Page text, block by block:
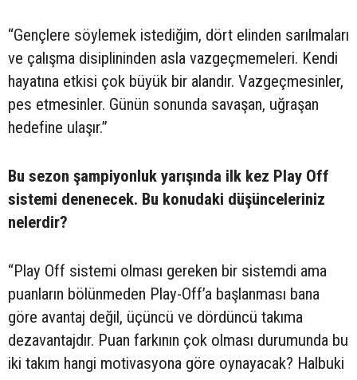
“Gençlere söylemek istediğim, dört elinden sarılmaları
ve çalışma disiplininden asla vazgeçmemeleri. Kendi
hayatına etkisi çok büyük bir alandır. Vazgeçmesinler,
pes etmesinler. Günün sonunda savaşan, uğraşan
hedefine ulaşır.”
Bu sezon şampiyonluk yarışında ilk kez Play Off
sistemi denenecek. Bu konudaki düşünceleriniz
nelerdir?
“Play Off sistemi olması gereken bir sistemdi ama
puanların bölünmeden Play-Off’a başlanması bana
göre avantaj değil, üçüncü ve dördüncü takıma
dezavantajdır. Puan farkının çok olması durumunda bu
iki takım hangi motivasyona göre oynayacak? Halbuki